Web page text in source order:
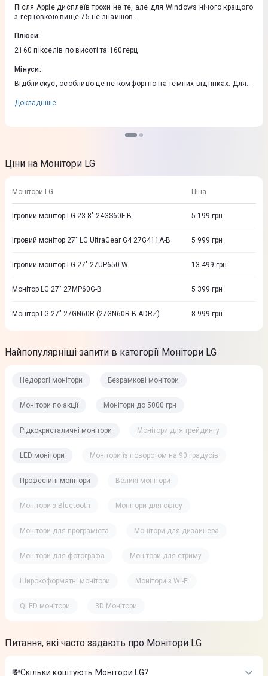
Після Apple дисплеїв трохи не те, але для Windows нічого кращого
з герцовкою вище 75 не знайшов.
Плюси:
2160 пікселів по висоті та 160герц
Мінуси:
Відблискує, особливо це не комфортно на темних відтінках. Для
Докладніше
Ціни на Монітори LG
Монітори LG Ціна
Ігровий монітор LG 23.8" 24GS60F-B 5 199 грн
Ігровий монітор 27" LG UltraGear G4 27G411A-B 5 999 грн
Ігровий монітор LG 27" 27UP650-W 13 499 грн
Монітор LG 27" 27MP60G-B 5 399 грн
Монітор LG 27" 27GN60R (27GN60R-B.ADRZ) 8 999 грн
Найпопулярніші запити в категорії Монітори LG
Недорогі монітори Безрамкові монітори
Монітори по акції Монітори до 5000 грн
Рідкокристаличні монітори Монітори для трейдингу
LED монітори Монітори із поворотом на 90 градусів
Професійні монітори Великі монітори
Монітори з Bluetooth Монітори для офісу
Монітори для програміста Монітори для дизайнера
Монітори для фотографа Монітори для стриму
Широкоформатні монітори Монітори з Wi-Fi
QLED монітори 3D Монітори
Питання, які часто задають про Монітори LG
💸Скільки коштують Монітори LG?